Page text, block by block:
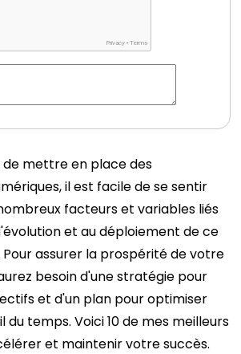
de mettre en place des
il est facile de se sentir
facteurs et variables liés
et au déploiement de ce
Pour assurer la prospérité de votre
besoin d'une stratégie pour
et d'un plan pour optimiser
du temps. Voici 10 de mes meilleurs
et maintenir votre succès.